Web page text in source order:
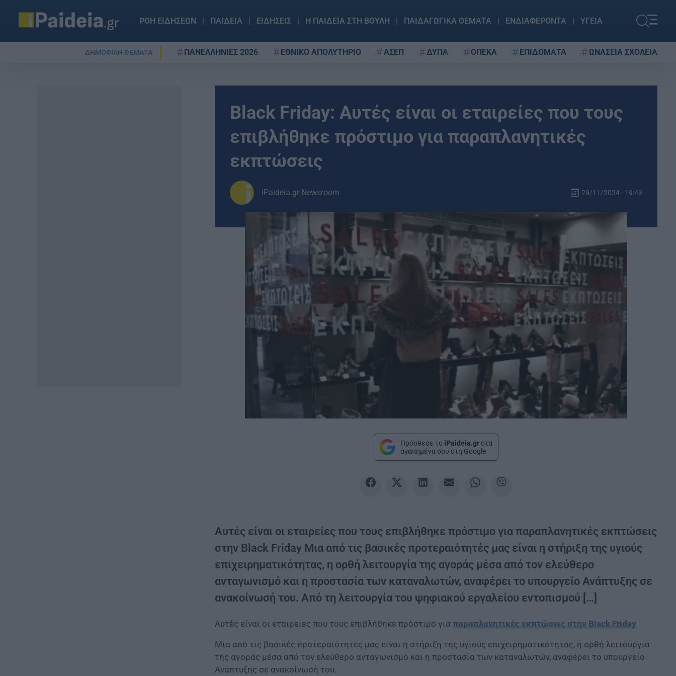
ΡΟΗ ΕΙΔΗΣΕΩΝ ΠΑΙΔΕΙΑ ΕΙΔΗΣΕΙΣ Η ΠΑΙΔΕΙΑ ΣΤΗ ΒΟΥΛΗ ΠΑΙΔΑΓΩΓΙΚΑ ΘΕΜΑΤΑ ΕΝΔΙΑΦΕΡΟΝΤΑ ΥΓΕΙΑ
ΔΗΜΟΦΙΛΗ ΘΕΜΑΤΑ ΠΑΝΕΛΛΗΝΙΕΣ 2026 ΕΘΝΙΚΟ ΑΠΟΛΥΤΗΡΙΟ ΑΣΕΠ ΔΥΠΑ ΟΠΕΚΑ ΕΠΙΔΟΜΑΤΑ ΩΝΑΣΕΙΑ ΣΧΟΛΕΙΑ
Black Friday: Αυτές είναι οι εταιρείες που τους
επιβλήθηκε πρόστιμο για παραπλανητικές
εκπτώσεις
iPaideia.gr Newsroom 29/11/2024 - 19:43
Πρόσθεσε το iPaideia.gr στα
αγαπημένα σου στη Google
Αυτές είναι οι εταιρείες που τους επιβλήθηκε πρόστιμο για παραπλανητικές εκπτώσεις
στην Black Friday Μια από τις βασικές προτεραιότητές μας είναι η στήριξη της υγιούς
επιχειρηματικότητας, η ορθή λειτουργία της αγοράς μέσα από τον ελεύθερο
ανταγωνισμό και η προστασία των καταναλωτών, αναφέρει το υπουργείο Ανάπτυξης σε
ανακοίνωσή του. Από τη λειτουργία του ψηφιακού εργαλείου εντοπισμού […]
Αυτές είναι οι εταιρείες που τους επιβλήθηκε πρόστιμο για παραπλανητικές εκπτώσεις στην Black Friday
Μια από τις βασικές προτεραιότητές μας είναι η στήριξη της υγιούς επιχειρηματικότητας, η ορθή λειτουργία
της αγοράς μέσα από τον ελεύθερο ανταγωνισμό και η προστασία των καταναλωτών, αναφέρει το υπουργείο
Ανάπτυξης σε ανακοίνωσή του.